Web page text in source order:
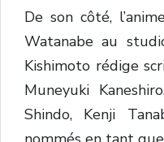
De son côté,
Watanabe au
Kishimoto rédige
Muneyuki
Shindo, Kenji